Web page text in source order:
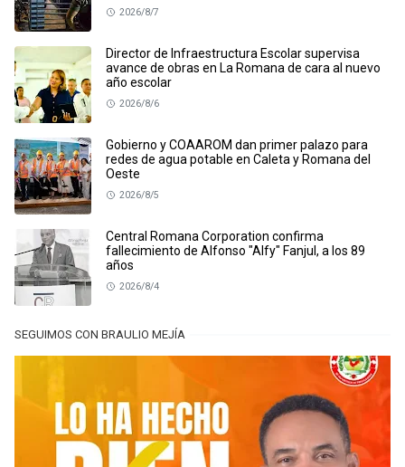
2026/8/7
Director de Infraestructura Escolar supervisa
avance de obras en La Romana de cara al nuevo
año escolar
2026/8/6
Gobierno y COAAROM dan primer palazo para
redes de agua potable en Caleta y Romana del
Oeste
2026/8/5
Central Romana Corporation confirma
fallecimiento de Alfonso "Alfy" Fanjul, a los 89
años
2026/8/4
SEGUIMOS CON BRAULIO MEJÍA